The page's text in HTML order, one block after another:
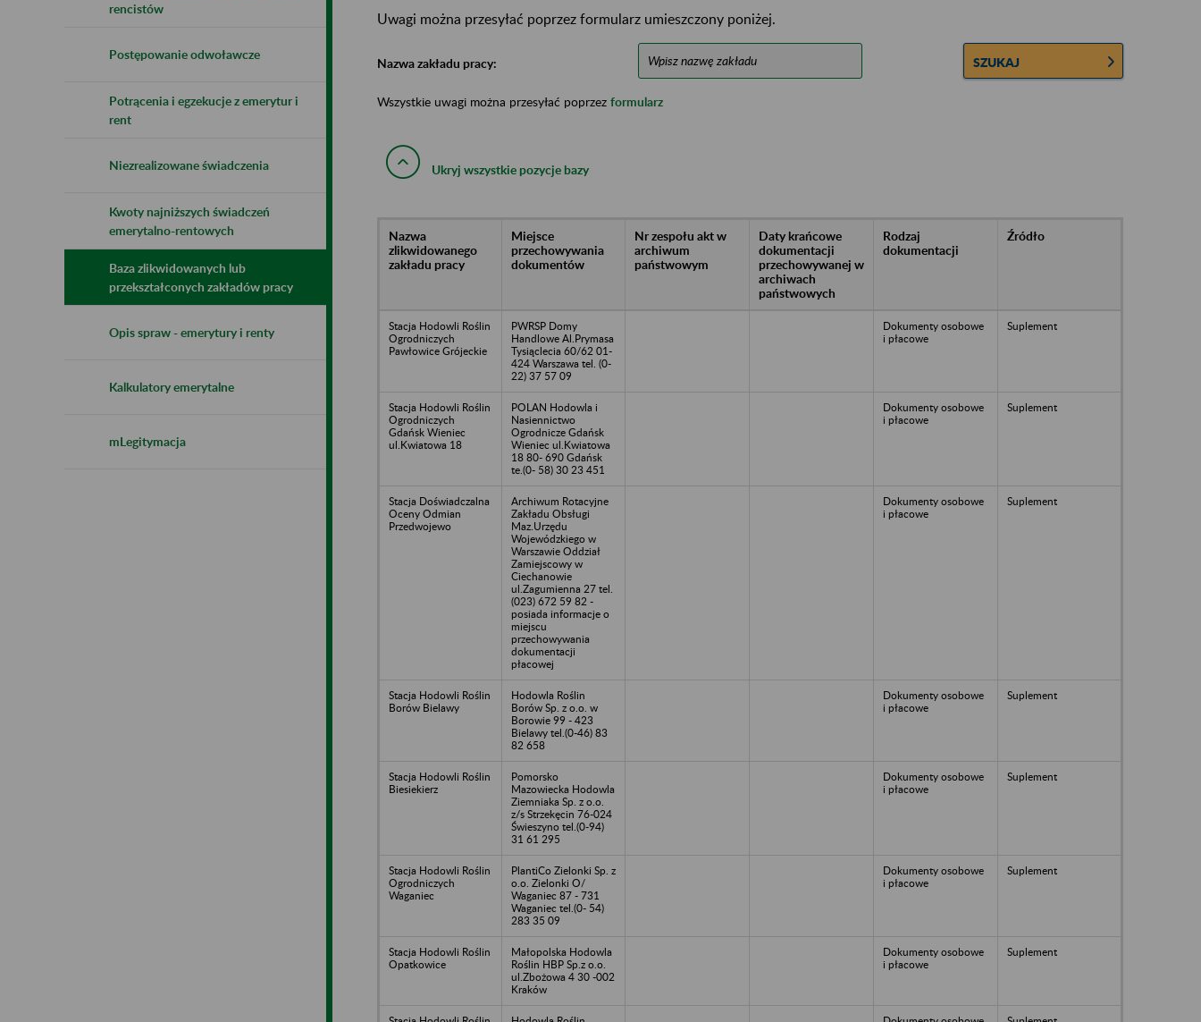
rencistów
Postępowanie odwoławcze
Potrącenia i egzekucje z emerytur i
rent
Niezrealizowane świadczenia
Kwoty najniższych świadczeń
emerytalno-rentowych
Baza zlikwidowanych lub
przekształconych zakładów pracy
Opis spraw - emerytury i renty
Kalkulatory emerytalne
mLegitymacja
Uwagi można przesyłać poprzez formularz umieszczony poniżej.
Nazwa zakładu pracy: SZUKAJ
Wszystkie uwagi można przesyłać poprzez formularz
Ukryj wszystkie pozycje bazy
Nazwa
zlikwidowanego
zakładu pracy
Miejsce
przechowywania
dokumentów
Nr zespołu akt w
archiwum
państwowym
Daty krańcowe
dokumentacji
przechowywanej w
archiwach
państwowych
Rodzaj
dokumentacji
Źródło
Stacja Hodowli Roślin
Ogrodniczych
Pawłowice Grójeckie
PWRSP Domy
Handlowe Al.Prymasa
Tysiąclecia 60/62 01-
424 Warszawa tel. (0-
22) 37 57 09
Dokumenty osobowe
i płacowe
Suplement
Stacja Hodowli Roślin
Ogrodniczych
Gdańsk Wieniec
ul.Kwiatowa 18
POLAN Hodowla i
Nasiennictwo
Ogrodnicze Gdańsk
Wieniec ul.Kwiatowa
18 80- 690 Gdańsk
te.(0- 58) 30 23 451
Dokumenty osobowe
i płacowe
Suplement
Stacja Doświadczalna
Oceny Odmian
Przedwojewo
Archiwum Rotacyjne
Zakładu Obsługi
Maz.Urzędu
Wojewódzkiego w
Warszawie Oddział
Zamiejscowy w
Ciechanowie
ul.Zagumienna 27 tel.
(023) 672 59 82 -
posiada informacje o
miejscu
przechowywania
dokumentacji
płacowej
Dokumenty osobowe
i płacowe
Suplement
Stacja Hodowli Roślin
Borów Bielawy
Hodowla Roślin
Borów Sp. z o.o. w
Borowie 99 - 423
Bielawy tel.(0-46) 83
82 658
Dokumenty osobowe
i płacowe
Suplement
Stacja Hodowli Roślin
Biesiekierz
Pomorsko
Mazowiecka Hodowla
Ziemniaka Sp. z o.o.
z/s Strzekęcin 76-024
Świeszyno tel.(0-94)
31 61 295
Dokumenty osobowe
i płacowe
Suplement
Stacja Hodowli Roślin
Ogrodniczych
Waganiec
PlantiCo Zielonki Sp. z
o.o. Zielonki O/
Waganiec 87 - 731
Waganiec tel.(0- 54)
283 35 09
Dokumenty osobowe
i płacowe
Suplement
Stacja Hodowli Roślin
Opatkowice
Małopolska Hodowla
Roślin HBP Sp.z o.o.
ul.Zbożowa 4 30 -002
Kraków
Dokumenty osobowe
i płacowe
Suplement